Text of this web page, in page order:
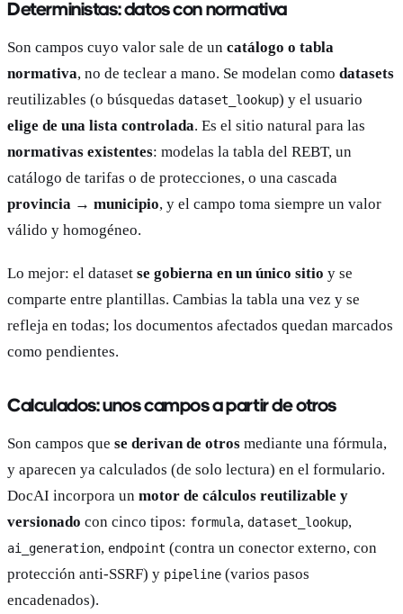
Deterministas: datos con normativa
Son campos cuyo valor sale de un catálogo o tabla
normativa, no de teclear a mano. Se modelan como datasets
reutilizables (o búsquedas dataset_lookup) y el usuario
elige de una lista controlada. Es el sitio natural para las
normativas existentes: modelas la tabla del REBT, un
catálogo de tarifas o de protecciones, o una cascada
provincia → municipio, y el campo toma siempre un valor
válido y homogéneo.
Lo mejor: el dataset se gobierna en un único sitio y se
comparte entre plantillas. Cambias la tabla una vez y se
refleja en todas; los documentos afectados quedan marcados
como pendientes.
Calculados: unos campos a partir de otros
Son campos que se derivan de otros mediante una fórmula,
y aparecen ya calculados (de solo lectura) en el formulario.
DocAI incorpora un motor de cálculos reutilizable y
versionado con cinco tipos: formula, dataset_lookup,
ai_generation, endpoint (contra un conector externo, con
protección anti-SSRF) y pipeline (varios pasos
encadenados).